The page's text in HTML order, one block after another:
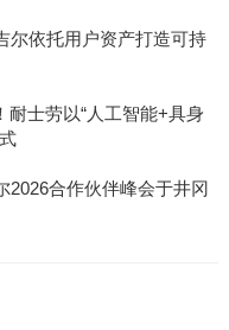
尔依托用户资产打造可持
耐士劳以“人工智能+具身
2026合作伙伴峰会于井冈